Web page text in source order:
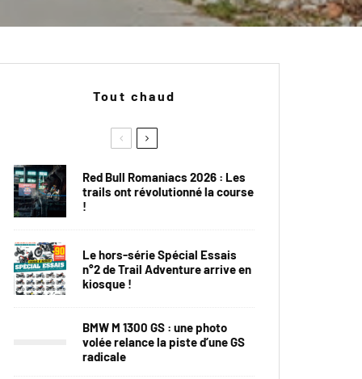
Tout chaud
Red Bull Romaniacs 2026 : Les
trails ont révolutionné la course
!
Le hors-série Spécial Essais
n°2 de Trail Adventure arrive en
kiosque !
BMW M 1300 GS : une photo
volée relance la piste d’une GS
radicale